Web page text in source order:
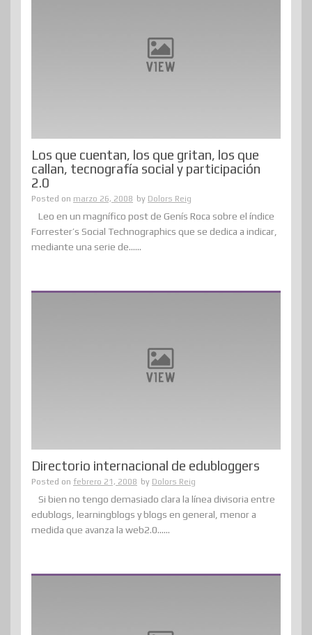
Los que cuentan, los que gritan, los que
callan, tecnografía social y participación
2.0
Posted on marzo 26, 2008 by Dolors Reig
Leo en un magnífico post de Genís Roca sobre el índice
Forrester’s Social Technographics que se dedica a indicar,
mediante una serie de......
Directorio internacional de edubloggers
Posted on febrero 21, 2008 by Dolors Reig
Si bien no tengo demasiado clara la línea divisoria entre
edublogs, learningblogs y blogs en general, menor a
medida que avanza la web2.0......